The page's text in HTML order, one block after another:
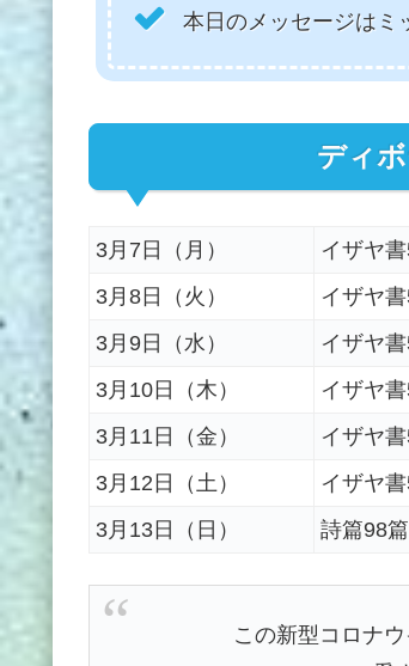
本日のメッセージはミ
ディ
3月7日（月）
イザヤ
3月8日（火）
イザヤ
3月9日（水）
イザヤ
3月10日（木）
イザヤ
3月11日（金）
イザヤ
3月12日（土）
イザヤ
3月13日（日）
詩篇98
この新型コロナ